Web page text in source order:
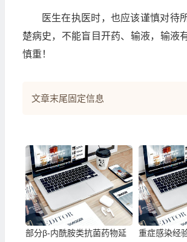
医生在执医时，也应该谨慎对待
楚病史，不能盲目开药、输液，输液
慎重！
文章末尾固定信息
部分β-内酰胺类抗菌药物延
重症感染经